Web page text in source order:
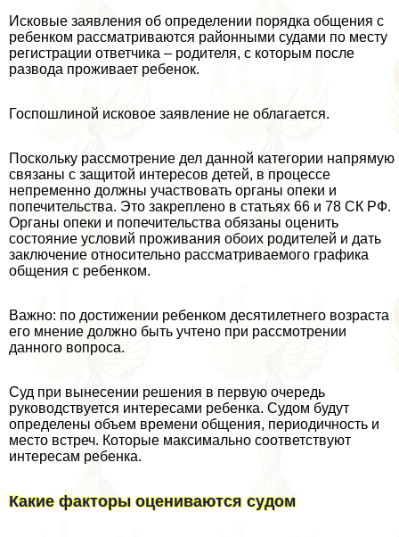
Исковые заявления об определении порядка общения с
ребенком рассматриваются районными судами по месту
регистрации ответчика – родителя, с которым после
развода проживает ребенок.
Госпошлиной исковое заявление не облагается.
Поскольку рассмотрение дел данной категории напрямую
связаны с защитой интересов детей, в процессе
непременно должны участвовать органы опеки и
попечительства. Это закреплено в статьях 66 и 78 СК РФ.
Органы опеки и попечительства обязаны оценить
состояние условий проживания обоих родителей и дать
заключение относительно рассматриваемого графика
общения с ребенком.
Важно: по достижении ребенком десятилетнего возраста
его мнение должно быть учтено при рассмотрении
данного вопроса.
Суд при вынесении решения в первую очередь
руководствуется интересами ребенка. Судом будут
определены объем времени общения, периодичность и
место встреч. Которые максимально соответствуют
интересам ребенка.
Какие факторы оцениваются судом